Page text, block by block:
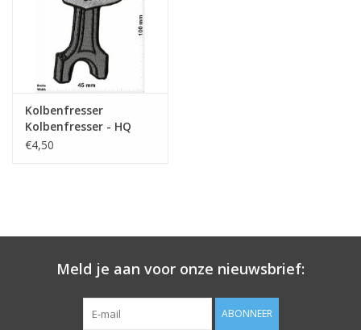
Kolbenfresser
Kolbenfresser - HQ
€4,50
Meld je aan voor onze nieuwsbrief:
ABONNEER